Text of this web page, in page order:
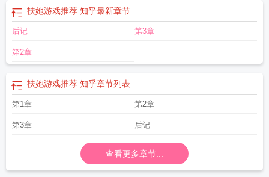
创作者畅游于幻想的海洋。而眼前就到了最关键的时期，少年看着屏幕前的少女
模型陷入了沉思：“澪歌…到底给她什么样的装扮好呢…”澪歌，男孩故事里的主
角。扶她技能 扶她的魔法药
部!! 1 扶她角色是什么
扶她游戏推荐 知乎最新章节
后记 第3章
第2章
扶她游戏推荐 知乎章节列表
第1章 第2章
第3章 后记
查看更多章节...